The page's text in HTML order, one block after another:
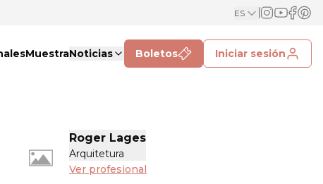
ES
MuestraNoticias Boletos Iniciar sesión
Roger Lages
Arquitetura
Ver profesional